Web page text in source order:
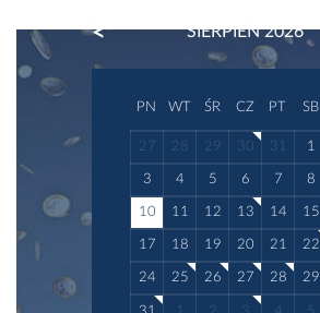
SIERPIEŃ 2026
PREVIOUS
PN WT ŚR CZ PT SB
27 28 29 30 31 1
3 4 5 6 7 8
10 11 12 13 14 15
17 18 19 20 21 22
24 25 26 27 28 29